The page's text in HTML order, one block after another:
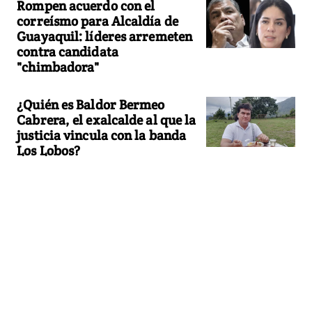
Rompen acuerdo con el
correísmo para Alcaldía de
Guayaquil: líderes arremeten
contra candidata
"chimbadora"
¿Quién es Baldor Bermeo
Cabrera, el exalcalde al que la
justicia vincula con la banda
Los Lobos?